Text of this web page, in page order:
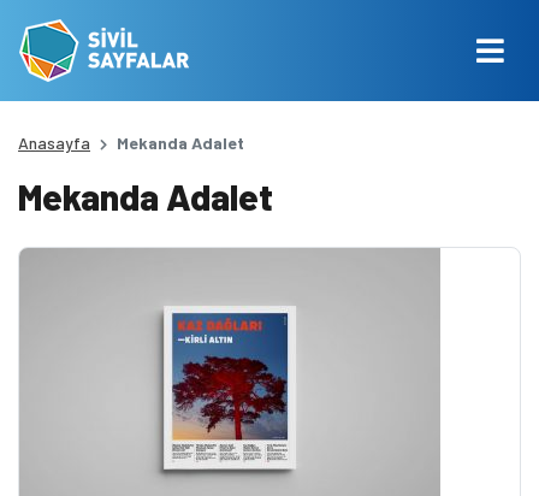
Anasayfa Mekanda Adalet
Mekanda Adalet